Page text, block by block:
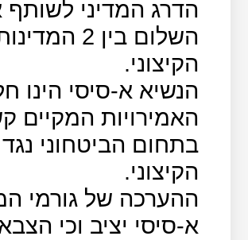
הדרג המדיני
השלום
הקיצוני.
הנשיא א-סיסי הינו
האמירויות המקיים
בתחום הביטחוני
הקיצוני.
ההערכה של גורמי
א-סיסי יציב וכי